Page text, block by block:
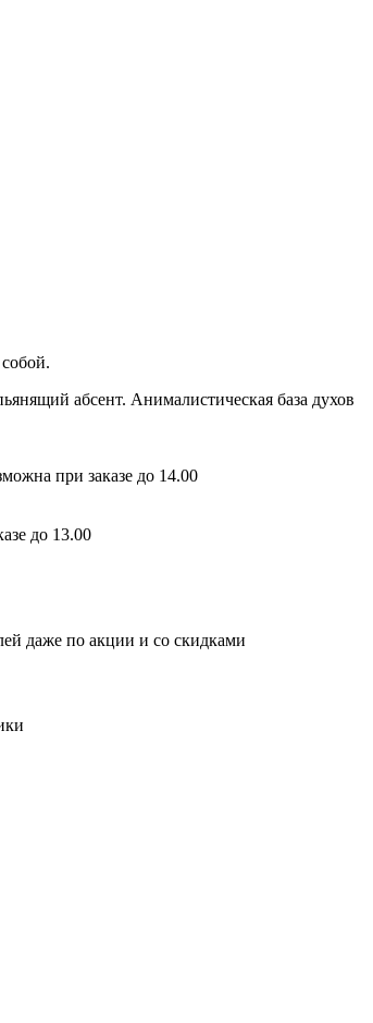
абсент. Анималистическая база духов
при заказе до 14.00
до 13.00
даже по акции и со скидками